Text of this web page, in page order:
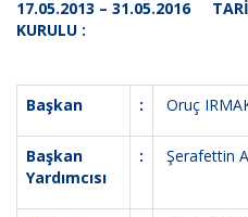
17.05.2013 – 31.05.2016
KURULU :
Başkan : Oruç
Başkan
Yardımcısı
: Şerafettin